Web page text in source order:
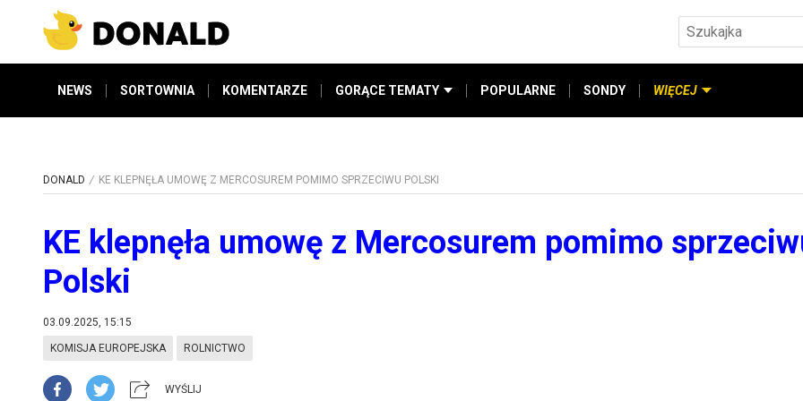
NEWS SORTOWNIA KOMENTARZE GORĄCE TEMATY POPULARNE SONDY WIĘCEJ
DONALD KE KLEPNĘŁA UMOWĘ Z MERCOSUREM POMIMO SPRZECIWU POLSKI
KE klepnęła umowę z Mercosurem pomimo
Polski
03.09.2025, 15:15
KOMISJA EUROPEJSKA ROLNICTWO
WYŚLIJ